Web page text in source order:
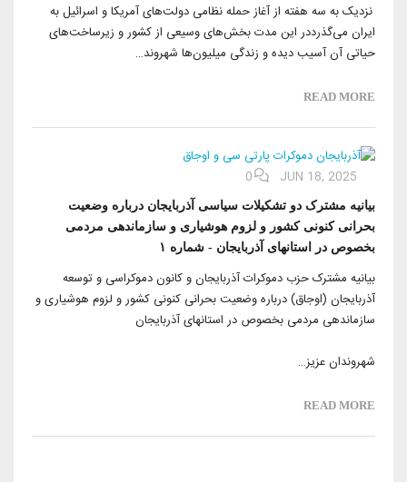
نزدیک به سه هفته از آغاز حمله نظامی دولت‌های آمریکا و اسرائیل به
ایران می‌گذرددر این مدت بخش‌های وسیعی از کشور و زیرساخت‌های
حیاتی آن آسیب دیده و زندگی میلیون‌ها شهروند…
READ MORE
JUN 18, 2025
0
بیانیه مشترک دو تشکیلات سیاسی آذربایجان درباره وضعیت
بحرانی کنونی کشور و لزوم هوشیاری و سازماندهی مردمی
بخصوص در استانهای آذربایجان - شماره ۱
بیانیه مشترک حزب دموکرات آذربایجان و کانون دموکراسی و توسعه
آذربایجان (اوجاق) درباره وضعیت بحرانی کنونی کشور و لزوم هوشیاری و
سازماندهی مردمی بخصوص در استانهای آذربایجان
شهروندان عزیز…
READ MORE